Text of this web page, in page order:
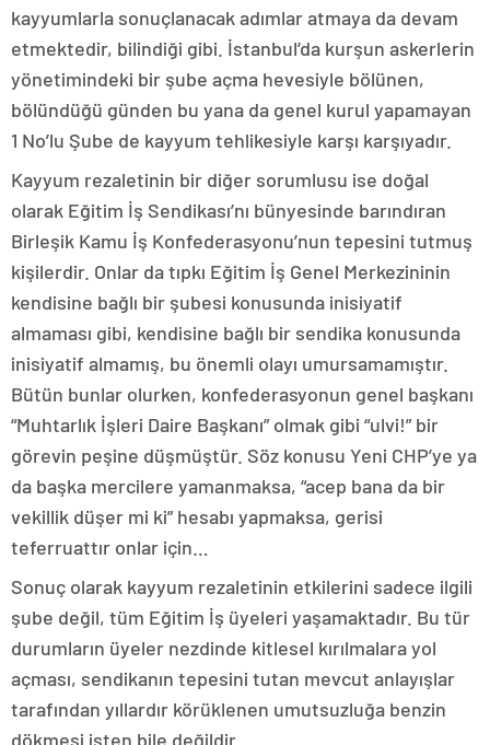
kayyumlarla sonuçlanacak adımlar atmaya da devam
etmektedir, bilindiği gibi. İstanbul’da kurşun askerlerin
yönetimindeki bir şube açma hevesiyle bölünen,
bölündüğü günden bu yana da genel kurul yapamayan
1 No’lu Şube de kayyum tehlikesiyle karşı karşıyadır.
Kayyum rezaletinin bir diğer sorumlusu ise doğal
olarak Eğitim İş Sendikası’nı bünyesinde barındıran
Birleşik Kamu İş Konfederasyonu’nun tepesini tutmuş
kişilerdir. Onlar da tıpkı Eğitim İş Genel Merkezininin
kendisine bağlı bir şubesi konusunda inisiyatif
almaması gibi, kendisine bağlı bir sendika konusunda
inisiyatif almamış, bu önemli olayı umursamamıştır.
Bütün bunlar olurken, konfederasyonun genel başkanı
“Muhtarlık İşleri Daire Başkanı” olmak gibi “ulvi!” bir
görevin peşine düşmüştür. Söz konusu Yeni CHP’ye ya
da başka mercilere yamanmaksa, “acep bana da bir
vekillik düşer mi ki” hesabı yapmaksa, gerisi
teferruattır onlar için…
Sonuç olarak kayyum rezaletinin etkilerini sadece ilgili
şube değil, tüm Eğitim İş üyeleri yaşamaktadır. Bu tür
durumların üyeler nezdinde kitlesel kırılmalara yol
açması, sendikanın tepesini tutan mevcut anlayışlar
tarafından yıllardır körüklenen umutsuzluğa benzin
dökmesi işten bile değildir.